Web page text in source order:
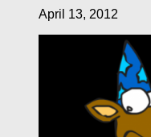
April 13, 2012